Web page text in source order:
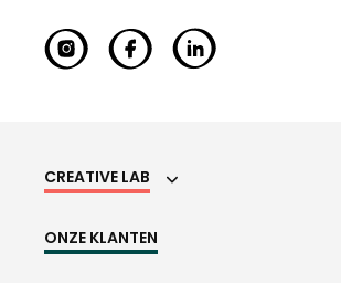
CREATIVE LAB
ONZE KLANTEN